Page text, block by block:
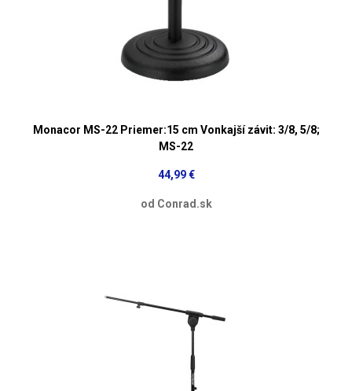
Monacor MS-22 Priemer:15 cm Vonkajší závit: 3/8, 5/8;
MS-22
44,99 €
od Conrad.sk